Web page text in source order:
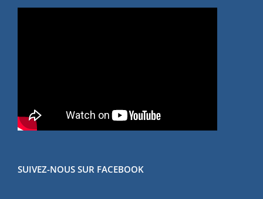
SUIVEZ-NOUS SUR FACEBOOK